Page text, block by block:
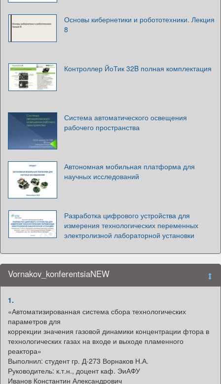
Основы кибернетики и робототехники. Лекция
8
Контроллер ЙоТик 32B полная комплектация
Система автоматического освещения
рабочего пространства
Автономная мобильная платформа для
научных исследований
Разработка цифрового устройства для
измерения технологических переменных
электролизной лабораторной установки
Vornakov_konferentsiaNEW
1.
«Автоматизированная система сбора технологических
параметров для
коррекции значения газовой динамики концентрации фтора в
технологических газах на входе и выходе пламенного
реактора»
Выполнил: студент гр. Д-273 Ворнаков Н.А.
Руководитель: к.т.н., доцент каф. ЭиАФУ
Иванов Константин Александрович